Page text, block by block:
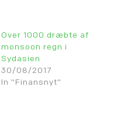
Over 1000 dræbte af
monsoon regn i
Sydasien
30/08/2017
In "Finansnyt"